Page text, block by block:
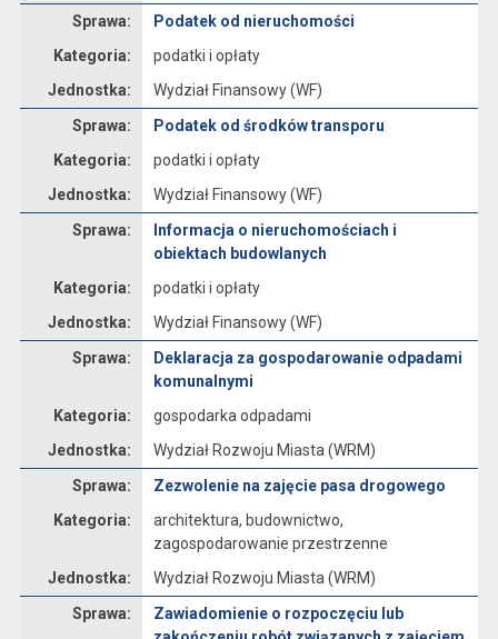
Sprawa:
Podatek od nieruchomości
Kategoria:
podatki i opłaty
Jednostka:
Wydział Finansowy (WF)
Sprawa:
Podatek od środków transporu
Kategoria:
podatki i opłaty
Jednostka:
Wydział Finansowy (WF)
Sprawa:
Informacja o nieruchomościach i
obiektach budowlanych
Kategoria:
podatki i opłaty
Jednostka:
Wydział Finansowy (WF)
Sprawa:
Deklaracja za gospodarowanie odpadami
komunalnymi
Kategoria:
gospodarka odpadami
Jednostka:
Wydział Rozwoju Miasta (WRM)
Sprawa:
Zezwolenie na zajęcie pasa drogowego
Kategoria:
architektura, budownictwo,
zagospodarowanie przestrzenne
Jednostka:
Wydział Rozwoju Miasta (WRM)
Sprawa:
Zawiadomienie o rozpoczęciu lub